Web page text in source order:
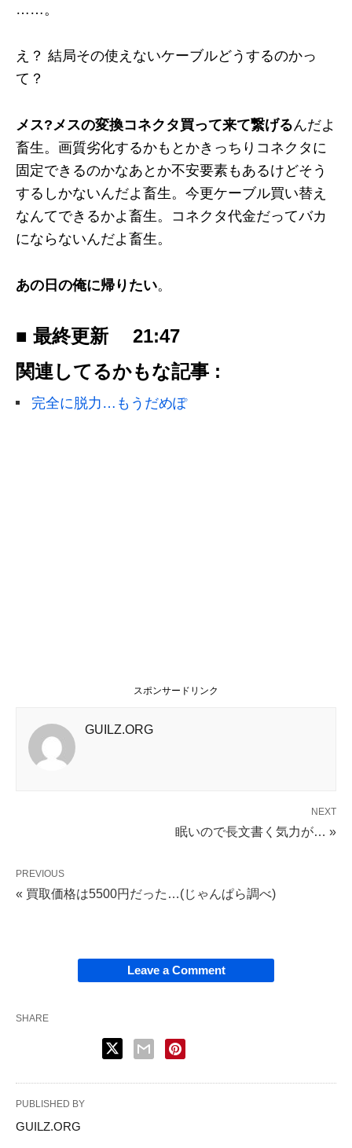
……。
え？ 結局その使えないケーブルどうするのかっ
て？
メス?メスの変換コネクタ買って来て繋げるんだよ
畜生。画質劣化するかもとかきっちりコネクタに
固定できるのかなあとか不安要素もあるけどそう
するしかないんだよ畜生。今更ケーブル買い替え
なんてできるかよ畜生。コネクタ代金だってバカ
にならないんだよ畜生。
あの日の俺に帰りたい。
■ 最終更新 21:47
関連してるかもな記事 :
完全に脱力…もうだめぽ
スポンサードリンク
GUILZ.ORG
NEXT
眠いので長文書く気力が… »
PREVIOUS
« 買取価格は5500円だった…(じゃんぱら調べ)
Leave a Comment
SHARE
PUBLISHED BY
GUILZ.ORG